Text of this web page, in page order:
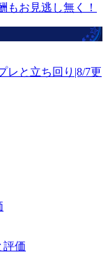
もお見逃し無く！
レと立ち回り|8/7更
評価